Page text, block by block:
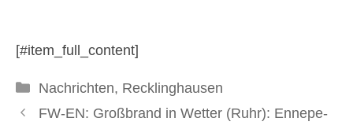
8. Juni 2026
[#item_full_content]
Kategorien
Nachrichten, Recklinghausen
FW-EN: Großbrand in Wetter (Ruhr): Ennepe-